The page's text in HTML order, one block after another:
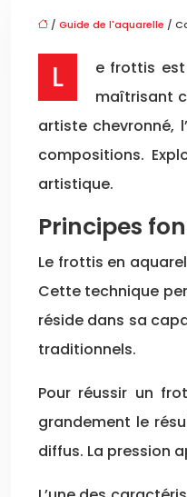
/ Guide de l'aquarelle /
Le frottis est une technique d’aquarelle fascinante qui permet d’ajouter de la profondeur, de la texture et de l’intérêt visuel à vos peintures. En
maîtrisant
artiste chevronné,
compositions.
artistique.
Principes
Le frottis en
Cette technique
réside dans sa
traditionnels.
Pour réussir un
grandement le
diffus. La pression